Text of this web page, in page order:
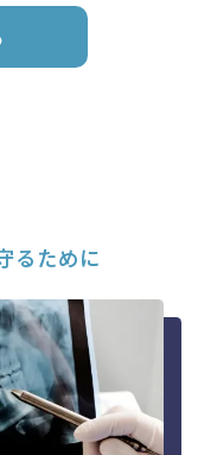
るために